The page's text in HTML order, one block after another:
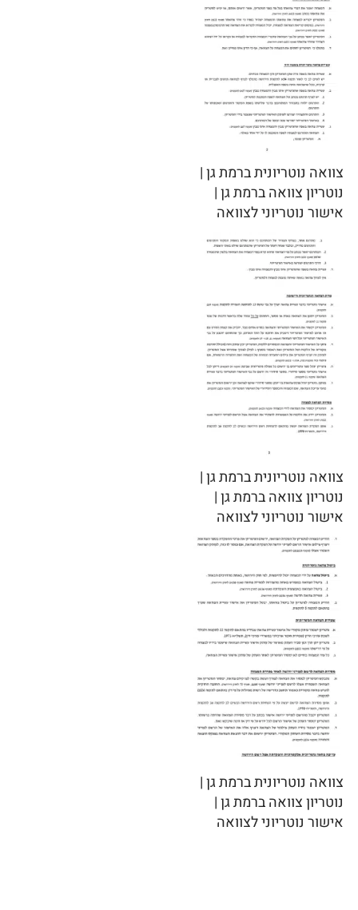
צוואה נוטריונית ברמת גן |
נוטריון צוואה ברמת גן |
אישור נוטריוני לצוואה
צוואה נוטריונית ברמת גן |
נוטריון צוואה ברמת גן |
אישור נוטריוני לצוואה
צוואה נוטריונית ברמת גן |
נוטריון צוואה ברמת גן |
אישור נוטריוני לצוואה